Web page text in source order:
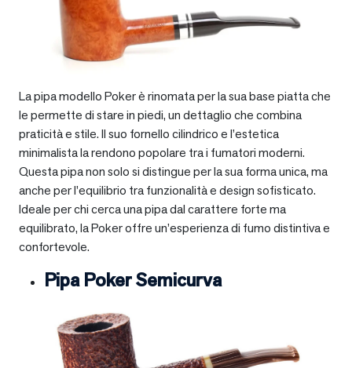
La pipa modello Poker è rinomata per la sua base piatta che
le permette di stare in piedi, un dettaglio che combina
praticità e stile. Il suo fornello cilindrico e l’estetica
minimalista la rendono popolare tra i fumatori moderni.
Questa pipa non solo si distingue per la sua forma unica, ma
anche per l’equilibrio tra funzionalità e design sofisticato.
Ideale per chi cerca una pipa dal carattere forte ma
equilibrato, la Poker offre un’esperienza di fumo distintiva e
confortevole.
Pipa Poker Semicurva